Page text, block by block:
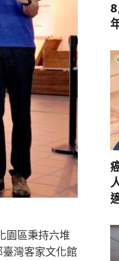
園區秉持六堆
灣客家文化館